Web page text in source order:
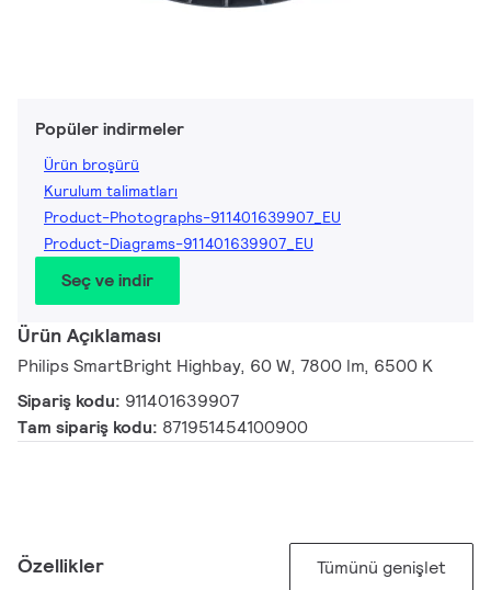
Popüler indirmeler
Ürün broşürü
Kurulum talimatları
Product-Photographs-911401639907_EU
Product-Diagrams-911401639907_EU
Seç ve indir
Ürün Açıklaması
Philips SmartBright Highbay, 60 W, 7800 lm, 6500 K
Sipariş kodu: 911401639907
Tam sipariş kodu: 871951454100900
Özellikler Tümünü genişlet